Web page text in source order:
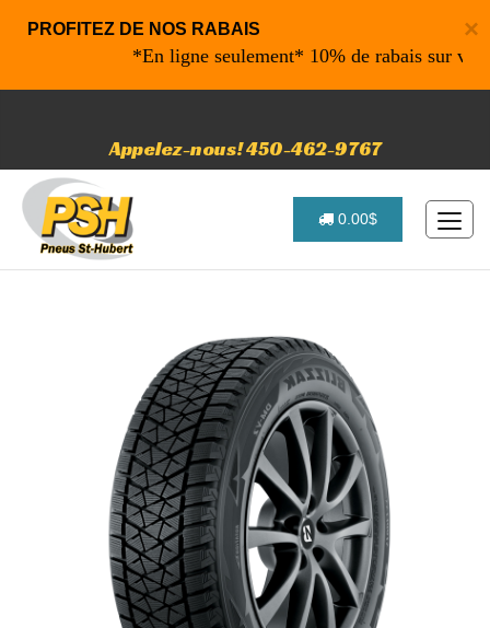
×
PROFITEZ DE NOS RABAIS
*En ligne seulement* 10% de rabais sur vos
Appelez-nous! 450-462-9767
0.00$